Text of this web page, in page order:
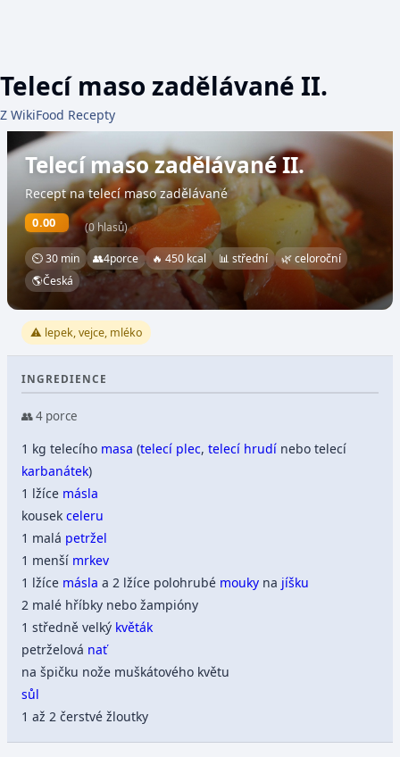
Telecí maso zadělávané II.
Z WikiFood Recepty
Telecí maso zadělávané II.
Recept na telecí maso zadělávané
0.00 (0 hlasů)
⏲ 30 min 👥4porce 🔥 450 kcal 📊 střední
🌿 celoroční
🌎Česká
⚠️ lepek, vejce, mléko
INGREDIENCE
👥 4 porce
1 kg telecího masa (telecí plec,telecí hrudí nebo telecí
karbanátek)
1 lžíce másla
kousekceleru
1 malá petržel
1 menší mrkev
1 lžíce másla a 2 lžíce polohrubé mouky na jíšku
2 malé hříbky nebo žampióny
1 středně velký květák
petrželová nať
na špičku nože muškátového květu
sůl
1 až 2 čerstvé žloutky